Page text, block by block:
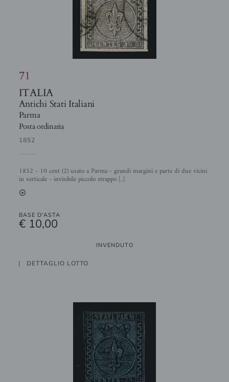
71
ITALIA
Antichi Stati Italiani
Parma
Posta ordinaria
1852
1852 - 10 cent (2) usato a Parma - grandi margini e parte di due vicini
in verticale - invisibile piccolo strappo [..]
2
BASE D'ASTA
€ 10,00
INVENDUTO
DETTAGLIO LOTTO